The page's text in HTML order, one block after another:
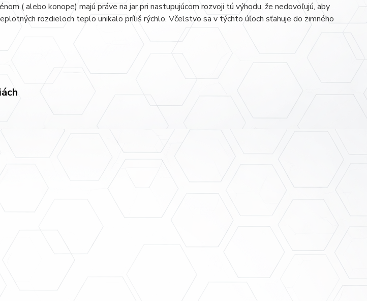
( alebo konope) majú práve na jar pri nastupujúcom rozvoji tú výhodu, že nedovoľujú, aby
rozdieloch teplo unikalo príliš rýchlo. Včelstvo sa v týchto úľoch sťahuje do zimného